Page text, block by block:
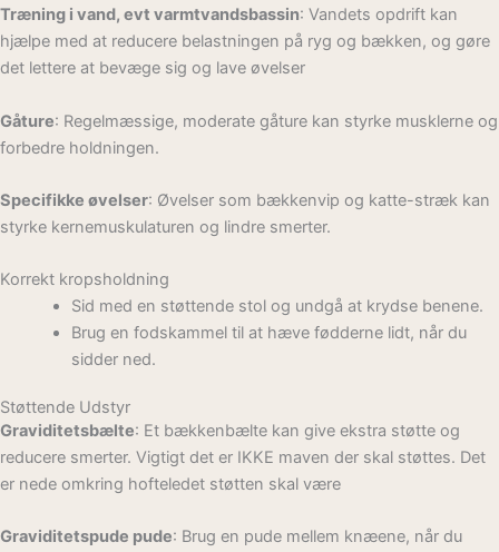
Træning i vand, evt varmtvandsbassin: Vandets opdrift kan
hjælpe med at reducere belastningen på ryg og bækken, og gøre
det lettere at bevæge sig og lave øvelser
Gåture: Regelmæssige, moderate gåture kan styrke musklerne og
forbedre holdningen.
Specifikke øvelser: Øvelser som bækkenvip og katte-stræk kan
styrke kernemuskulaturen og lindre smerter.
Korrekt kropsholdning
Sid med en støttende stol og undgå at krydse benene.
Brug en fodskammel til at hæve fødderne lidt, når du
sidder ned.
Støttende Udstyr
Graviditetsbælte: Et bækkenbælte kan give ekstra støtte og
reducere smerter. Vigtigt det er IKKE maven der skal støttes. Det
er nede omkring hofteledet støtten skal være
Graviditetspude pude: Brug en pude mellem knæene, når du